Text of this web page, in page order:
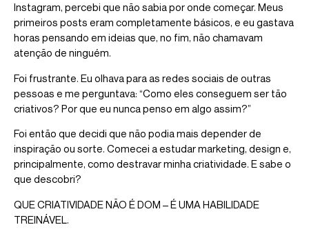
Instagram, percebi que não sabia por onde começar. Meus
primeiros posts eram completamente básicos, e eu gastava
horas pensando em ideias que, no fim, não chamavam
atenção de ninguém.
Foi frustrante. Eu olhava para as redes sociais de outras
pessoas e me perguntava: “Como eles conseguem ser tão
criativos? Por que eu nunca penso em algo assim?”
Foi então que decidi que não podia mais depender de
inspiração ou sorte. Comecei a estudar marketing, design e,
principalmente, como destravar minha criatividade. E sabe o
que descobri?
QUE CRIATIVIDADE NÃO É DOM – É UMA HABILIDADE
TREINÁVEL.